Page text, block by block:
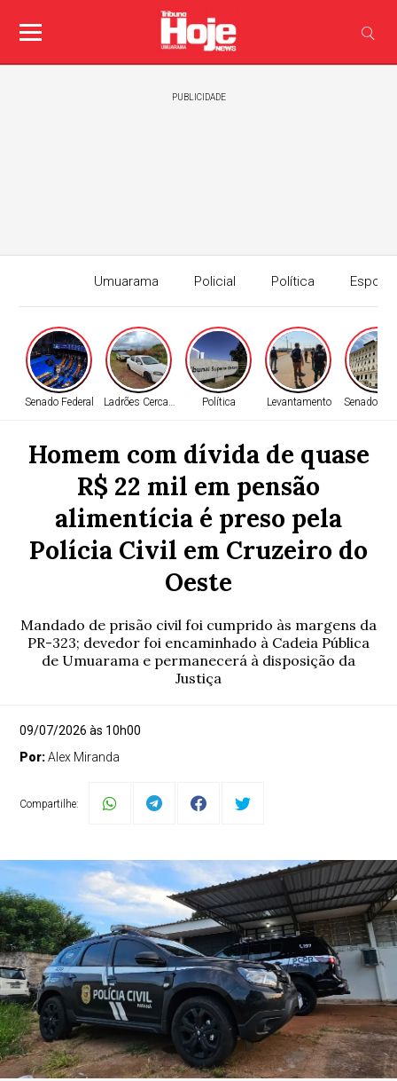
PUBLICIDADE
Umuarama Policial Política
Edição
Senado Federal Ladrões Cercados Política Levantamento Senado
Homem com dívida de quase
R$ 22 mil em pensão
alimentícia é preso pela
Polícia Civil em Cruzeiro do
Oeste
Mandado de prisão civil foi cumprido às margens da
PR-323; devedor foi encaminhado à Cadeia Pública
de Umuarama e permanecerá à disposição da
Justiça
09/07/2026 às 10h00
Por:Alex Miranda
Compartilhe: